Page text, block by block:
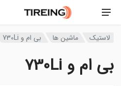
لاستیک ماشین ها بی ام و 730Li
بی ام و 730Li